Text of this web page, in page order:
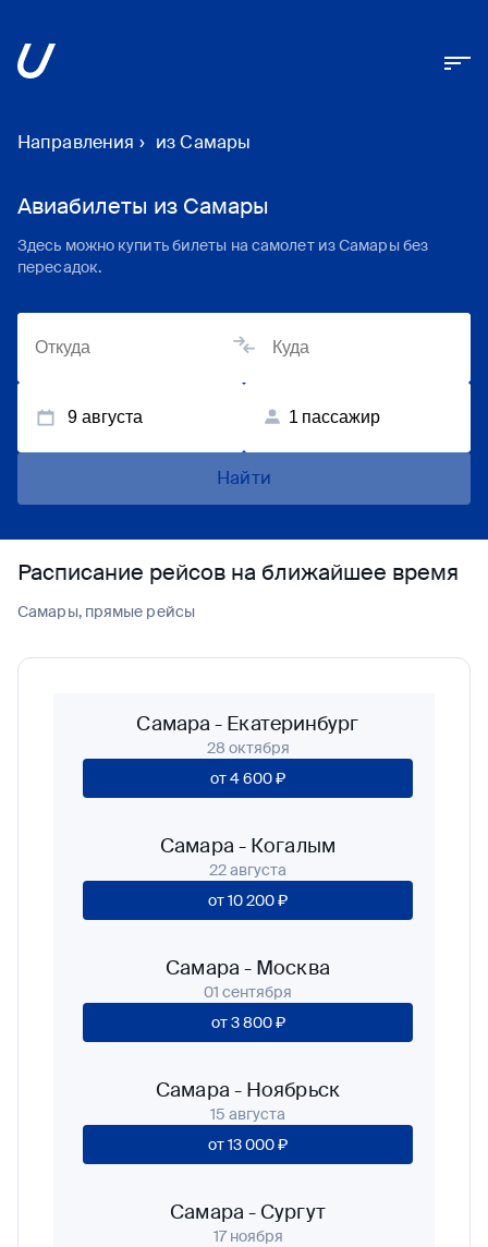
Направления › из Самары
Авиабилеты из Самары
Здесь можно купить билеты на самолет из Самары без
пересадок.
9 августа 1 пассажир
Найти
Расписание рейсов на ближайшее время
Самары, прямые рейсы
Самара - Екатеринбург
28 октября
от4 600 ₽
Самара - Когалым
22 августа
от10 200 ₽
Самара - Москва
01 сентября
от3 800 ₽
Самара - Ноябрьск
15 августа
от13 000 ₽
Самара - Сургут
17 ноября